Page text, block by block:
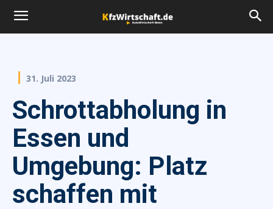
31. Juli 2023
Schrottabholung in
Essen und
Umgebung: Platz
schaffen mit